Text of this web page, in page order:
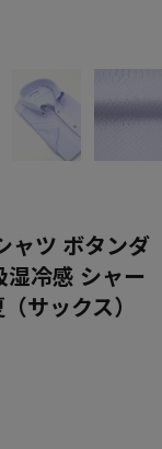
ャツ ボタンダ
冷感 シャー
サックス）